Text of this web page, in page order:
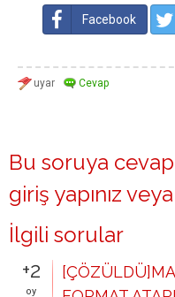
Facebook
Bu soruya
giriş yapınız veya
İlgili sorular
+2
oy